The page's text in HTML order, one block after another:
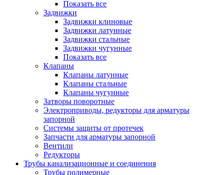
Показать все
Задвижки
Задвижки клиновые
Задвижки латунные
Задвижки стальные
Задвижки чугунные
Показать все
Клапаны
Клапаны латунные
Клапаны стальные
Клапаны чугунные
Затворы поворотные
Электроприводы, редукторы для арматуры
запорной
Системы защиты от протечек
Запчасти для арматуры запорной
Вентили
Редукторы
Трубы канализационные и соединения
Трубы полимерные